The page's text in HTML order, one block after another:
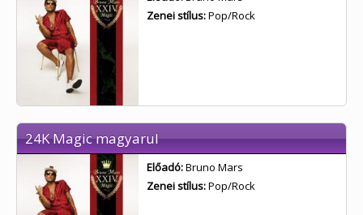
Zenei stílus:Pop/Rock
24K Magic magyarul
Előadó:Bruno Mars
Zenei stílus:Pop/Rock